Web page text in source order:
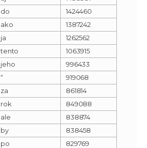
do
1424460
ako
1387242
ja
1262562
tento
1063915
jeho
996433
“
919068
za
861814
rok
849088
ale
838874
by
838458
po
829769